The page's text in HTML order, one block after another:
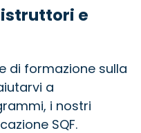
e
di formazione sulla
a
i nostri
SQF.